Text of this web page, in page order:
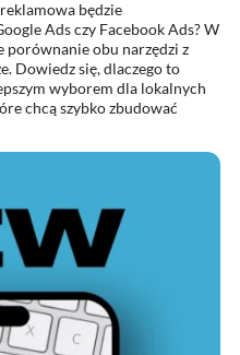
będzie
Ads czy Facebook Ads? W
porównanie obu narzędzi z
Dowiedz się, dlaczego to
wyborem dla lokalnych
chcą szybko zbudować